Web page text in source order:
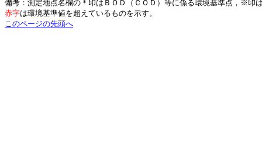
備考：測定地点名欄の＊印はＢＯＤ（ＣＯＤ）等に係る環境基準点，※印
赤字は環境基準値を超えているものを示す。
このページの先頭へ